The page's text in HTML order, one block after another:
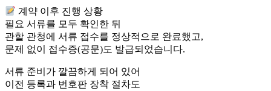
계약 이후 진행 상황
필요 서류를 모두 확인한 뒤
관할 관청에 서류 접수를 정상적으로 완료했고,
문제 없이 접수증(공문)도 발급되었습니다.
서류 준비가 깔끔하게 되어 있어
이전 등록과 번호판 장착 절차도